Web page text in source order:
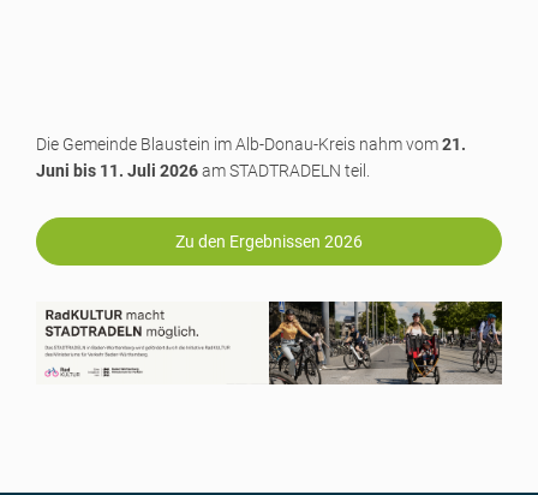
Die Gemeinde Blaustein im Alb-Donau-Kreis nahm vom21.
Juni bis 11. Juli 2026am STADTRADELN teil.
Zu den Ergebnissen 2026